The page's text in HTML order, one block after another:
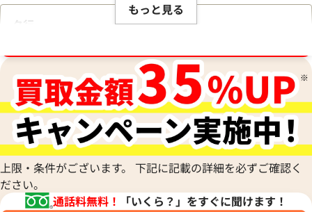
タ行
ナ行
ハ行
マ行
もっと見る
上限・条件がございます。 下記に記載の詳細を必ずご確認く
ださい。
通話料無料！
「いくら？」をすぐに聞けます！